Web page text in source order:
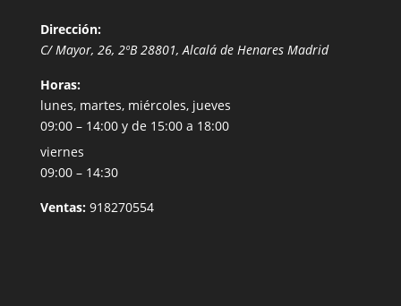
Dirección:
C/ Mayor, 26, 2ºB 28801,Alcalá de Henares Madrid
Horas:
lunes, martes, miércoles, jueves
09:00 – 14:00 y de 15:00 a 18:00
viernes
09:00 – 14:30
Ventas: 918270554